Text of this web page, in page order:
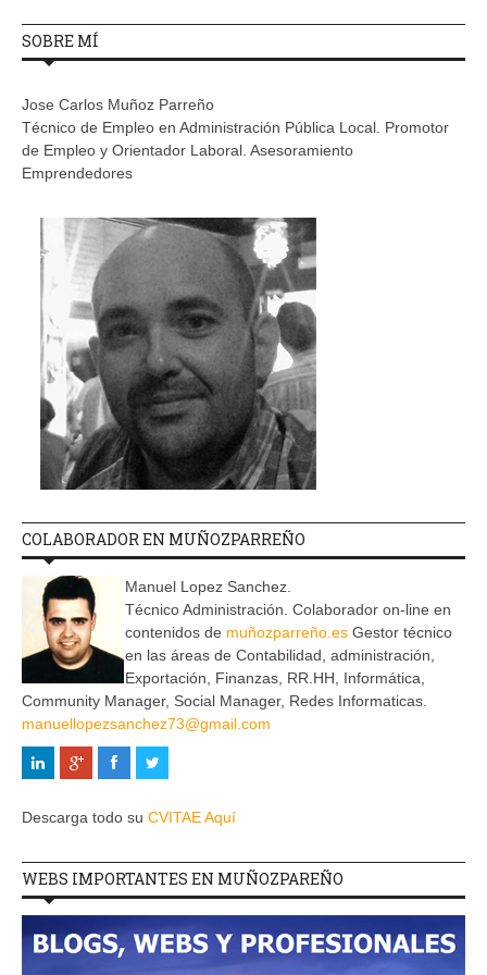
SOBRE MÍ
Jose Carlos Muñoz Parreño
Técnico de Empleo en Administración Pública Local. Promotor
de Empleo y Orientador Laboral. Asesoramiento
Emprendedores
COLABORADOR EN MUÑOZPARREÑO
Manuel Lopez Sanchez.
Técnico Administración. Colaborador on-line en
contenidos de muñozparreño.es Gestor técnico
en las áreas de Contabilidad, administración,
Exportación, Finanzas, RR.HH, Informática,
Community Manager, Social Manager, Redes Informaticas.
manuellopezsanchez73@gmail.com
Descarga todo su CVITAE Aquí
WEBS IMPORTANTES EN MUÑOZPAREÑO